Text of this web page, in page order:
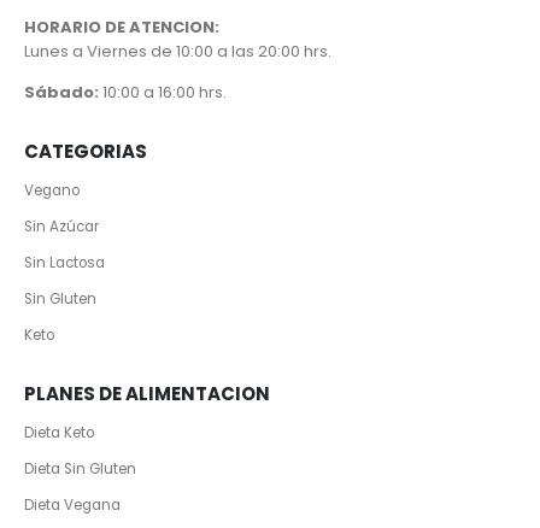
HORARIO DE ATENCION:
Lunes a Viernes de 10:00 a las 20:00 hrs.
Sábado: 10:00 a 16:00 hrs.
CATEGORIAS
Vegano
Sin Azúcar
Sin Lactosa
Sin Gluten
Keto
PLANES DE ALIMENTACION
Dieta Keto
Dieta Sin Gluten
Dieta Vegana